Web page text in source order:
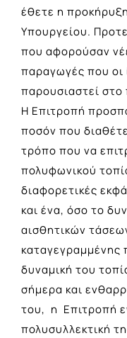
έθετε η
Υπουργείου.
που αφορούσαν
παραγωγές που οι
παρουσιαστεί
Η Επιτροπή
ποσόν που
τρόπο που να
πολυφωνικού
διαφορετικές
και ένα, όσο το
αισθητικών
καταγεγραμμένης
δυναμική του
σήμερα και
του, η Επιτροπή
πολυσυλλεκτική